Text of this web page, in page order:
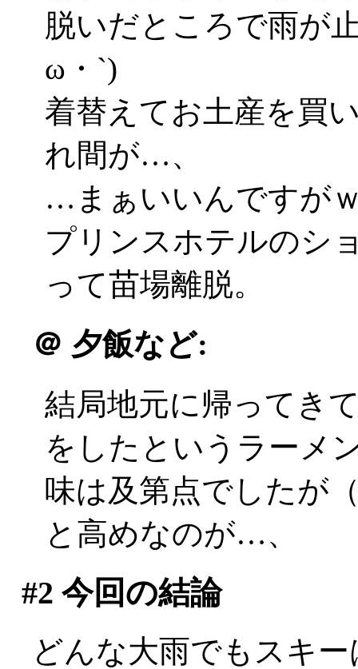
脱いだところで雨が
ω・`)
着替えてお土産を買
れ間が…、
…まぁいいんですが
プリンスホテルのシ
って苗場離脱。
＠ 夕飯など:
結局地元に帰ってき
をしたというラーメ
味は及第点でしたが
と高めなのが…、
#2 今回の結論
どんな大雨でもスキ